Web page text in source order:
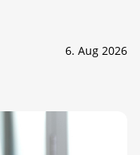
6. Aug 2026